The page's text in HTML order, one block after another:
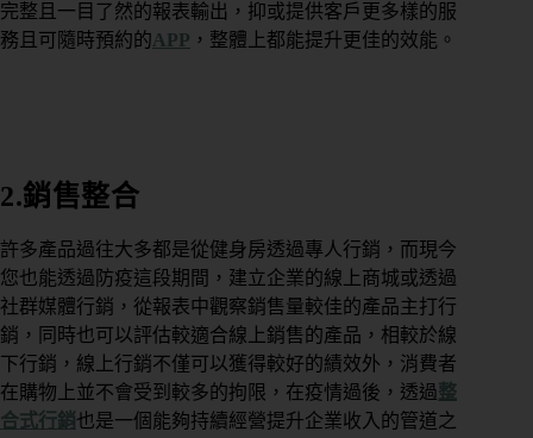
完整且一目了然的報表輸出，抑或提供客戶更多樣的服
務且可隨時預約的APP ，整體上都能提升更佳的效能。
2.銷售整合
許多產品過往大多都是從健身房透過專人行銷，而現今
您也能透過防疫這段期間，建立企業的線上商城或透過
社群媒體行銷，從報表中觀察銷售量較佳的產品主打行
銷，同時也可以評估較適合線上銷售的產品，相較於線
下行銷，線上行銷不僅可以獲得較好的績效外，消費者
在購物上並不會受到較多的拘限，在疫情過後，透過整
合式行銷 也是一個能夠持續經營提升企業收入的管道之